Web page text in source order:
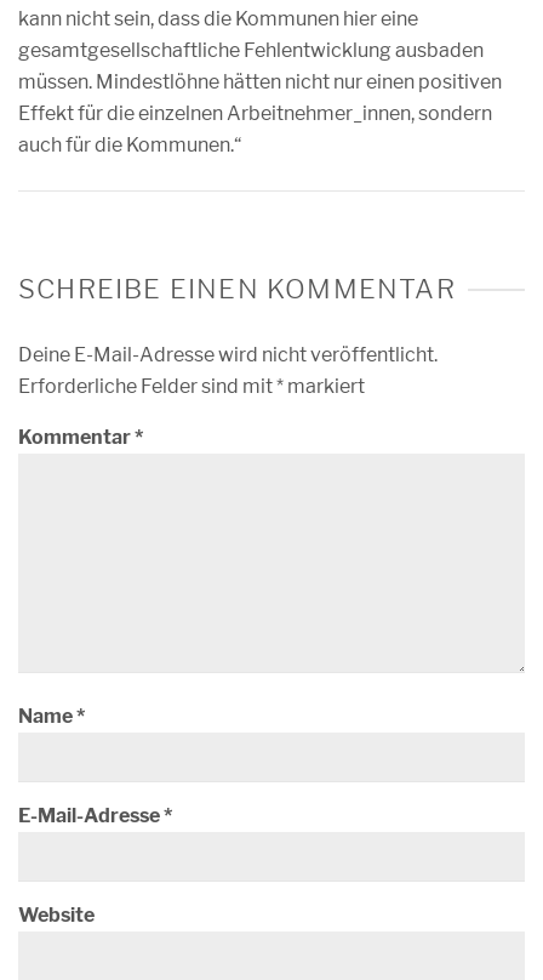
kann nicht sein, dass die Kommunen hier eine
gesamtgesellschaftliche Fehlentwicklung ausbaden
müssen. Mindestlöhne hätten nicht nur einen positiven
Effekt für die einzelnen Arbeitnehmer_innen, sondern
auch für die Kommunen.“
SCHREIBE EINEN KOMMENTAR
Deine E-Mail-Adresse wird nicht veröffentlicht.
Erforderliche Felder sind mit* markiert
Kommentar*
Name*
E-Mail-Adresse*
Website